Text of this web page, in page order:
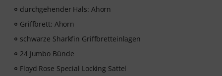
Music2Me, dein Online-Lernportal für Musik mit einem
pädagogischen Konzept von studierten Musiklehrern.
Ausgezeichnet mit dem deutschen Bildungs-Award
2025/2026 in der Kategorie “E-Learning
Instrumentalunterricht”! Mit über 400 Gitarren
Videolektionen für Anfänger und Fortgeschrittene – von
Pop, Rock und Blues bis Metal und mehr. Mit
durchgehender Hals: Ahorn
Griffbrett: Ahorn
schwarze Sharkfin Griffbretteinlagen
24 Jumbo Bünde
Floyd Rose Special Locking Sattel